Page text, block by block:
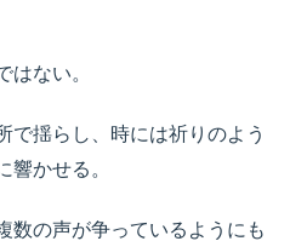
はない。
で揺らし、時には祈りのよう
響かせる。
数の声が争っているようにも